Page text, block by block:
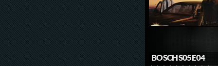
BOSCH S05E04